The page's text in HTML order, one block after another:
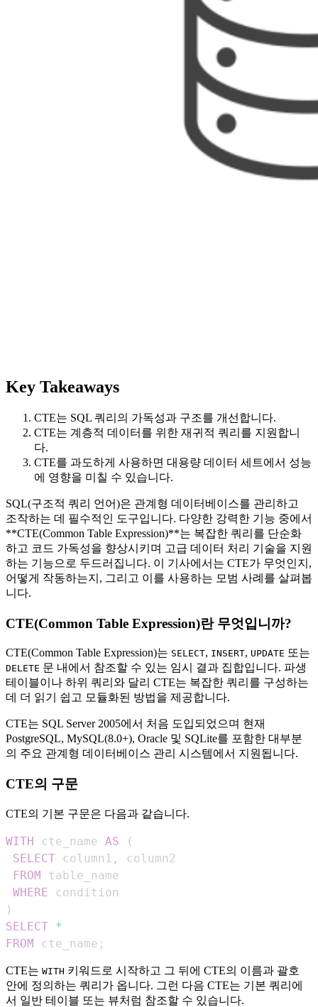
Key Takeaways
CTE는 SQL 쿼리의 가독성과 구조를 개선합니다.
CTE는 계층적 데이터를 위한 재귀적 쿼리를 지원합니
다.
CTE를 과도하게 사용하면 대용량 데이터 세트에서 성능
에 영향을 미칠 수 있습니다.
SQL(구조적 쿼리 언어)은 관계형 데이터베이스를 관리하고
조작하는 데 필수적인 도구입니다. 다양한 강력한 기능 중에서
**CTE(Common Table Expression)**는 복잡한 쿼리를 단순화
하고 코드 가독성을 향상시키며 고급 데이터 처리 기술을 지원
하는 기능으로 두드러집니다. 이 기사에서는 CTE가 무엇인지,
어떻게 작동하는지, 그리고 이를 사용하는 모범 사례를 살펴봅
니다.
CTE(Common Table Expression)란 무엇입니까?
CTE(Common Table Expression)는 SELECT, INSERT, UPDATE 또는
DELETE 문 내에서 참조할 수 있는 임시 결과 집합입니다. 파생
테이블이나 하위 쿼리와 달리 CTE는 복잡한 쿼리를 구성하는
데 더 읽기 쉽고 모듈화된 방법을 제공합니다.
CTE는 SQL Server 2005에서 처음 도입되었으며 현재
PostgreSQL, MySQL(8.0+), Oracle 및 SQLite를 포함한 대부분
의 주요 관계형 데이터베이스 관리 시스템에서 지원됩니다.
CTE의 구문
CTE의 기본 구문은 다음과 같습니다.
WITH cte_name AS
(
SELECT column1 ,
FROM
WHERE
)
SELECT *
FROM cte_name ;
CTE는 WITH 키워드로 시작하고 그 뒤에 CTE의 이름과 괄호
안에 정의하는 쿼리가 옵니다. 그런 다음 CTE는 기본 쿼리에
서 일반 테이블 또는 뷰처럼 참조할 수 있습니다.